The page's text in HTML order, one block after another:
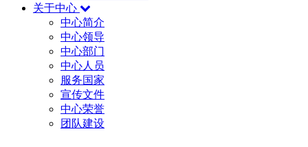
关于中心
中心简介
中心领导
中心部门
中心人员
服务国家
宣传文件
中心荣誉
团队建设